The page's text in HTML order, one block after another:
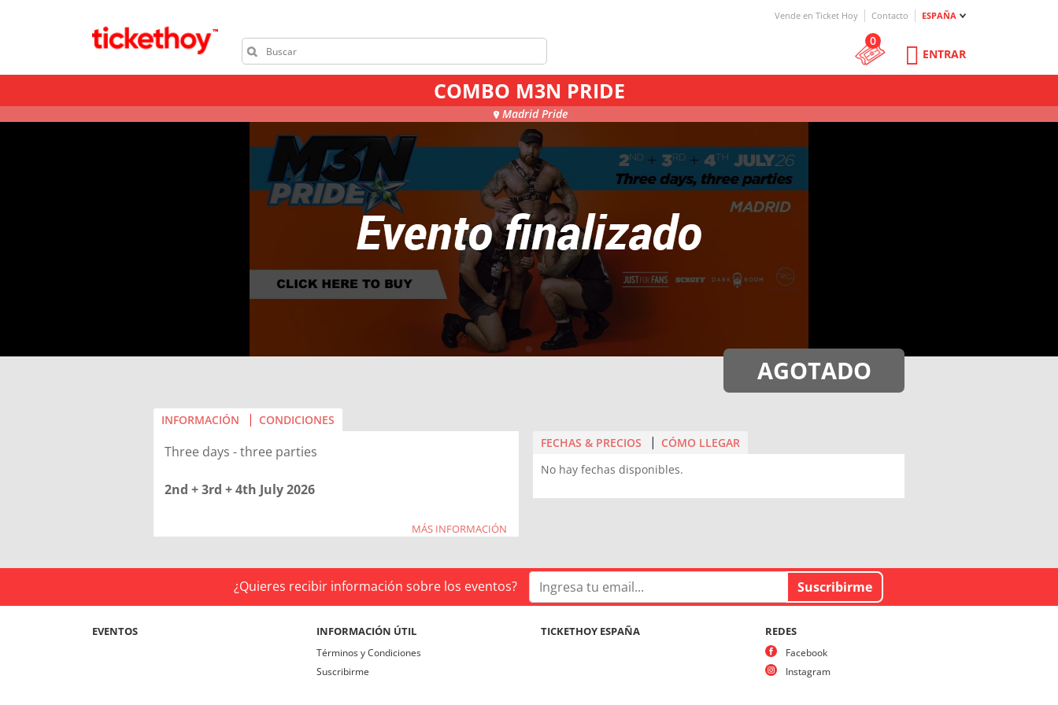
Vende en Ticket Hoy Contacto ESPAÑA
0
ENTRAR
COMBO M3N PRIDE
Madrid Pride
AGOTADO
INFORMACIÓN CONDICIONES
Three days - three parties
2nd + 3rd + 4th July 2026
MÁS INFORMACIÓN
FECHAS & PRECIOS
CÓMO LLEGAR
No hay fechas disponibles.
¿Quieres recibir información sobre los eventos?
EVENTOS INFORMACIÓN ÚTIL
Términos y Condiciones
Suscribirme
TICKETHOY ESPAÑA REDES
Facebook
Instagram